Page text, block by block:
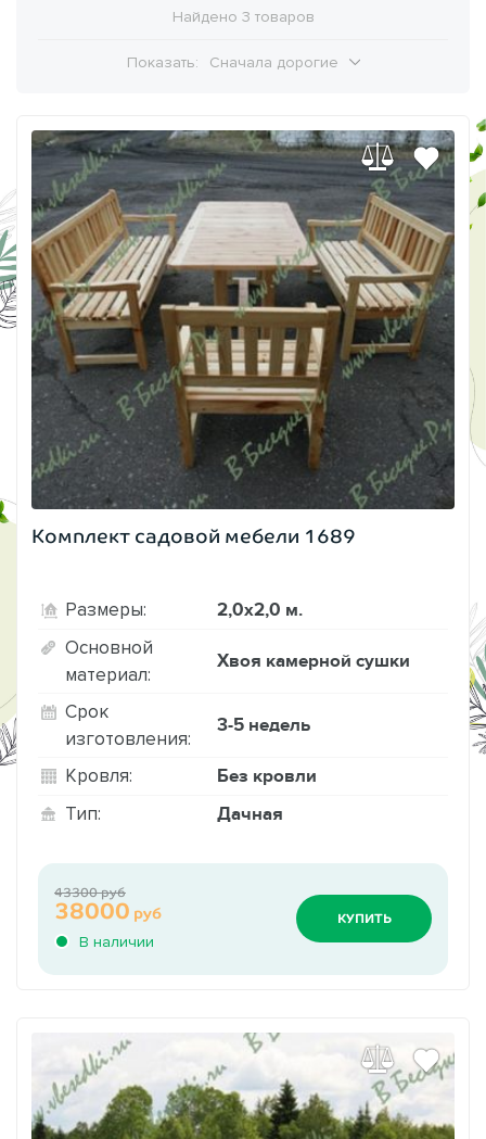
Найдено 3 товаров
Показать: Сначала дорогие
Комплект садовой мебели 1689
Размеры: 2,0х2,0 м.
Основной
материал:
Хвоя камерной сушки
Срок
изготовления:
3-5 недель
Кровля: Без кровли
Тип: Дачная
В наличии
38000 руб
43300 руб
КУПИТЬ